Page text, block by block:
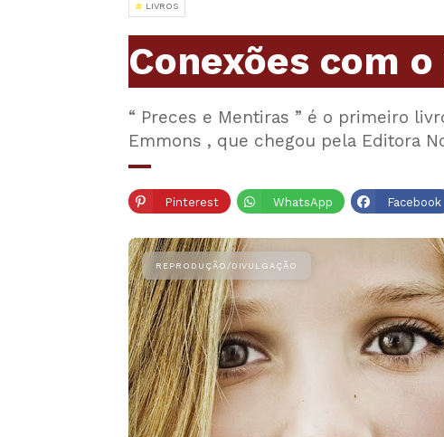
LIVROS
Conexões com
“ Preces e Mentiras ” é o primeiro
Emmons , que chegou pela Editora
Pinterest WhatsApp Facebook